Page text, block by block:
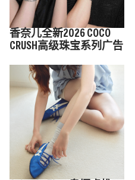
香奈儿全新2026 COCO
CRUSH高级珠宝系列广告